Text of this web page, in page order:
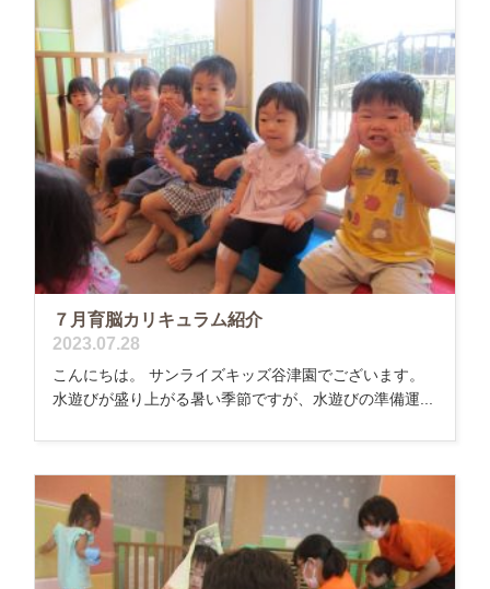
７月育脳カリキュラム紹介
2023.07.28
こんにちは。 サンライズキッズ谷津園でございます。
水遊びが盛り上がる暑い季節ですが、水遊びの準備運...